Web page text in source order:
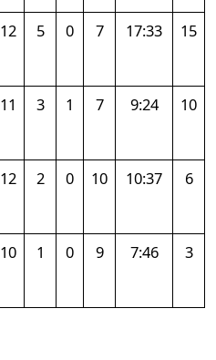
12 5 0 7 17:33 15
11 3 1 7 9:24 10
12 2 0 10 10:37 6
10 1 0 9 7:46 3